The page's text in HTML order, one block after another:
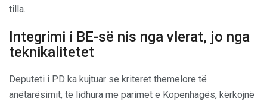
tilla.
Integrimi i BE-së nis nga vlerat, jo nga
teknikalitetet
Deputeti i PD ka kujtuar se kriteret themelore të
anëtarësimit, të lidhura me parimet e Kopenhagës, kërkojnë